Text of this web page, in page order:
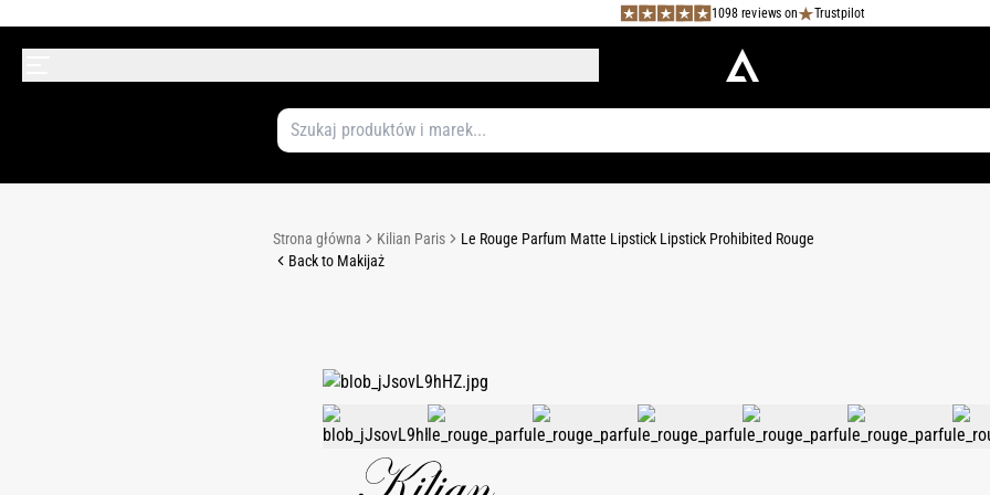
1098 reviews on Trustpilot
Strona główna Kilian Paris
Le Rouge Parfum Matte Lipstick Lipstick Prohibited Rouge
Back to Makijaż